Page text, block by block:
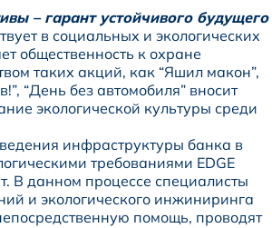
– гарант устойчивого будущего
в социальных и экологических
общественность к охране
таких акций, как “Яшил макон”,
“День без автомобиля” вносит
экологической культуры среди
инфраструктуры банка в
требованиями EDGE
В данном процессе специалисты
и экологического инжиниринга
помощь, проводят